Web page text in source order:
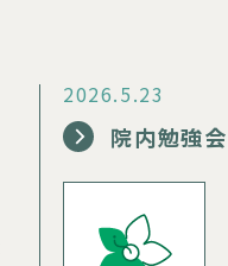
2026.5.23